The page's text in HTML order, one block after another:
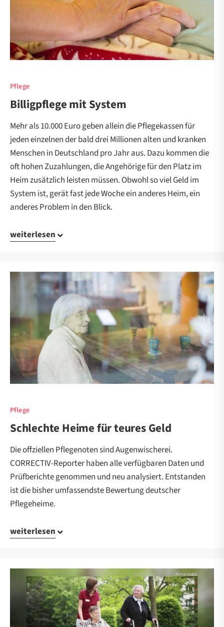
Pflege
Billigpflege mit System
Mehr als 10.000 Euro geben allein die Pflegekassen für
jeden einzelnen der bald drei Millionen alten und kranken
Menschen in Deutschland pro Jahr aus. Dazu kommen die
oft hohen Zuzahlungen, die Angehörige für den Platz im
Heim zusätzlich leisten müssen. Obwohl so viel Geld im
System ist, gerät fast jede Woche ein anderes Heim, ein
anderes Problem in den Blick.
weiterlesen
Pflege
Schlechte Heime für teures Geld
Die offziellen Pflegenoten sind Augenwischerei.
CORRECTIV-Reporter haben alle verfügbaren Daten und
Prüfberichte genommen und neu analysiert. Entstanden
ist die bisher umfassendste Bewertung deutscher
Pflegeheime.
weiterlesen